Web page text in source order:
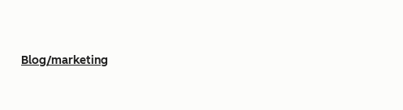
Blog/marketing